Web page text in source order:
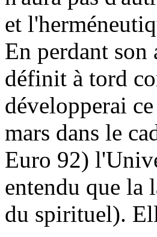
et
En perdant
définit à tord
développerai
mars dans le
Euro 92)
entendu que la
du spirituel).